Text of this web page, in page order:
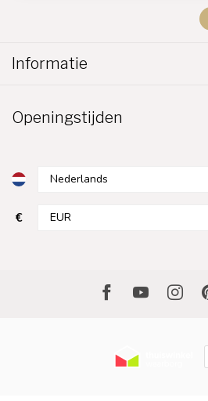
Informatie
Openingstijden
€